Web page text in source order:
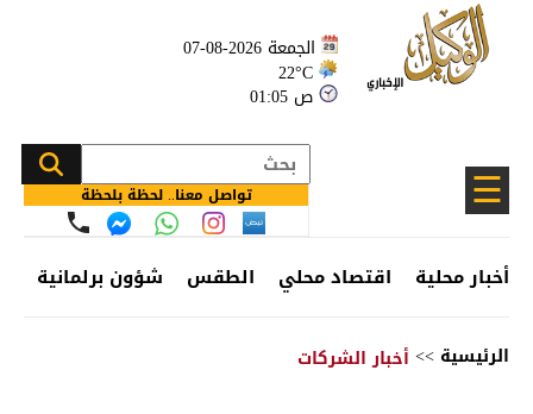
الجمعة 2026-08-07
22°C
01:05 ص
☰ تواصل معنا.. لحظة بلحظة
أخبار محلية اقتصاد محلي الطقس شؤون برلمانية
الرئيسية >> أخبار الشركات